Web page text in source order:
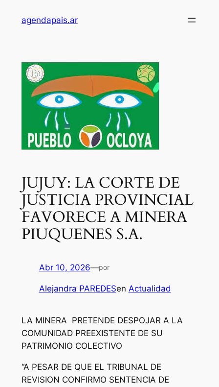
agendapais.ar
JUJUY: LA CORTE DE
JUSTICIA PROVINCIAL
FAVORECE A MINERA
PIUQUENES S.A.
Abr 10, 2026—por
Alejandra PAREDESen Actualidad
LA MINERA PRETENDE DESPOJAR A LA
COMUNIDAD PREEXISTENTE DE SU
PATRIMONIO COLECTIVO
“A PESAR DE QUE EL TRIBUNAL DE
REVISION CONFIRMO SENTENCIA DE